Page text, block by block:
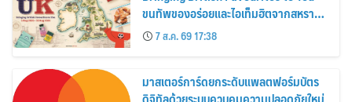
ขนทัพของอร่อยและไอเท็มฮิตจากสหราช
อาณาจักร ส่งตรงถึงมือตั้งแต่วันนี้ – 18
สิงหาคมนี้
7 ส.ค. 69 17:38
มาสเตอร์การ์ดยกระดับแพลตฟอร์มบัตร